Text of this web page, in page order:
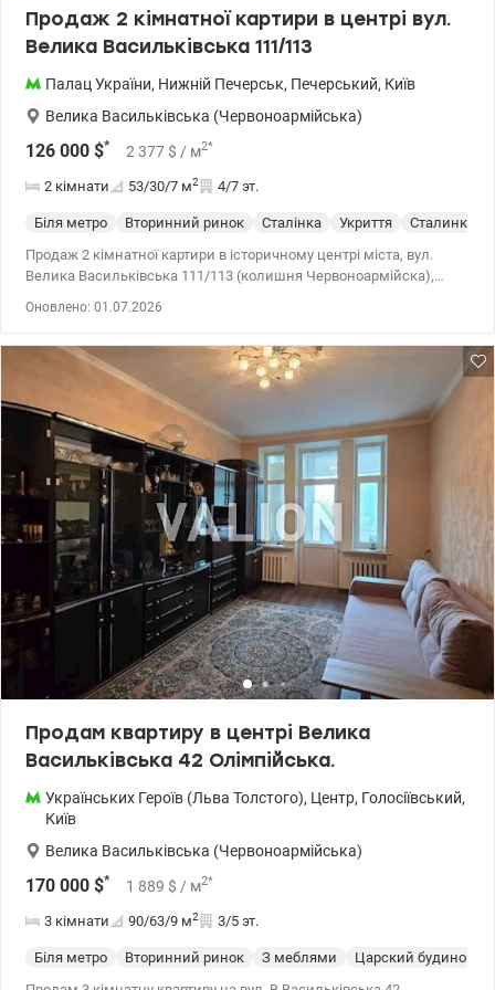
Продаж 2 кімнатної картири в центрі вул.
Велика Васильківська 111/113
Палац України, Нижній Печерськ, Печерський, Київ
Велика Васильківська (Червоноармійська)
126 000 $* 2 377 $ / м2*
2 кімнати 53/30/7 м2 4/7 эт.
Біля метро Вторинний ринок Сталінка Укриття Сталинка
Продаж 2 кімнатної картири в історичному центрі міста, вул.
Велика Васильківська 111/113 (колишня Червоноармійска),
спальня окремо, с/в суміщений, балкон. Загальна площа 53
кв.м, 3 м. висота стелі, Є бомбосховище, газова колонка ,
кондиціонер. Парковка у дворі під шлагбаум, поруч метро, сквер
ім.М.Заньковецької, магазин, ринок Володимирський, банки,
ресторації. Відео по запиту. Ціна 126.000 у.о., 067-781-47-77, 095-
124-58-84 Ольга, Valion.ua/1146730
Оновлено: 01.07.2026
Продам квартиру в центрі Велика
Васильківська 42 Олімпійська.
Українських Героїв (Льва Толстого), Центр, Голосіївський,
Київ
Велика Васильківська (Червоноармійська)
170 000 $* 1 889 $ / м2*
3 кімнати 90/63/9 м2 3/5 эт.
Біля метро Вторинний ринок З меблями Царский будинок